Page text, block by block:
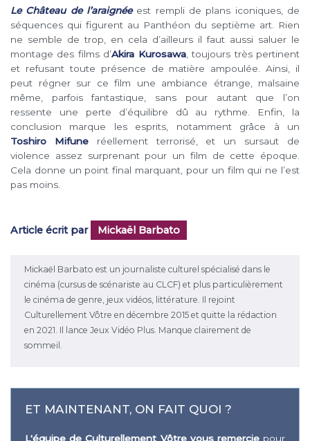
Le Château de l’araignéeest rempli de plans iconiques, de
séquences qui figurent au Panthéon du septième art. Rien
ne semble de trop, en cela d’ailleurs il faut aussi saluer le
montage des films d’Akira Kurosawa, toujours très pertinent
et refusant toute présence de matière ampoulée. Ainsi, il
peut régner sur ce film une ambiance étrange, malsaine
même, parfois fantastique, sans pour autant que l’on
ressente une perte d’équilibre dû au rythme. Enfin, la
conclusion marque les esprits, notamment grâce à un
Toshiro Mifuneréellement terrorisé, et un sursaut de
violence assez surprenant pour un film de cette époque.
Cela donne un point final marquant, pour un film qui ne l’est
pas moins.
Article écrit par Mickaël Barbato
Mickaël Barbato est un journaliste culturel spécialisé dans le
cinéma (cursus de scénariste au CLCF) et plus particulièrement
le cinéma de genre, jeux vidéos, littérature. Il rejoint
Culturellement Vôtre en décembre 2015 et quitte la rédaction
en 2021. Il lance Jeux Vidéo Plus. Manque clairement de
sommeil.
ET MAINTENANT, ON FAIT QUOI ?
L'équipe de Culturellement Vôtre vous remerciepour